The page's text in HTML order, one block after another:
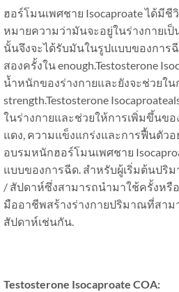
ฮอร์โมนเพศชาย Isocaproate ได้มี
หมายความว่ามันจะอยู่ในร่างกายเป็
นั้นจึงจะได้รับมันในรูปแบบของการ
สองครั้งใน enough.Testosterone
น้ำหนักของร่างกายและยังจะช่วยใน
strength.Testosterone
ในร่างกายและช่วยให้การเพิ่มขึ้นขอ
แดง, ความแข็งแกร่งและการฟื้นตัวอ
อบรมหนักฮอร์โมนเพศชาย
แบบของการฉีด. สำหรับผู้เริ่มต้นปริ
/ สัปดาห์ซึ่งสามารถนำมาใช้ครั้งหรื
มืออาชีพสร้างร่างกายปริมาณที่สาม
สัปดาห์เช่นกัน.
Testosterone Isocaproate COA: